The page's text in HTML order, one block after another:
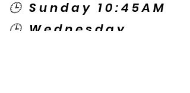
🕒 Sunday 10:45AM
🕒 Wednesday